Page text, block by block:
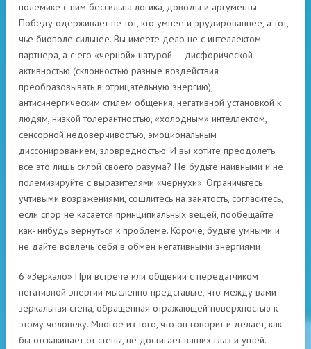
полемике с ним бессильна логика, доводы и аргументы.
Победу одерживает не тот, кто умнее и эрудированнее, а тот,
чье биополе сильнее. Вы имеете дело не с интеллектом
партнера, а с его «черной» натурой — дисфорической
активностью (склонностью разные воздействия
преобразовывать в отрицательную энергию),
антисинергическим стилем общения, негативной установкой к
людям, низкой толерантностью, «холодным» интеллектом,
сенсорной недоверчивостью, эмоциональным
диссонированием, зловредностью. И вы хотите преодолеть
все это лишь силой своего разума? Не будьте наивными и не
полемизируйте с выразителями «чернухи». Ограничьтесь
учтивыми возражениями, сошлитесь на занятость, согласитесь,
если спор не касается принципиальных вещей, пообещайте
как- нибудь вернуться к проблеме. Короче, будьте умными и
не дайте вовлечь себя в обмен негативными энергиями
6 «Зеркало» При встрече или общении с передатчиком
негативной энергии мысленно представьте, что между вами
зеркальная стена, обращенная отражающей поверхностью к
этому человеку. Многое из того, что он говорит и делает, как
бы отскакивает от стены, не достигает ваших глаз и ушей.